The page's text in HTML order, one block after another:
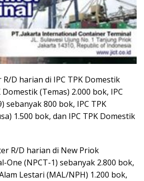
D harian di IPC TPK Domestik
Domestik (Temas) 2.000 bok, IPC
sebanyak 800 bok, IPC TPK
1.500 bok, dan IPC TPK Domestik
R/D harian di New Priok
One (NPCT-1) sebanyak 2.800 bok,
Lestari (MAL/NPH) 1.200 bok,